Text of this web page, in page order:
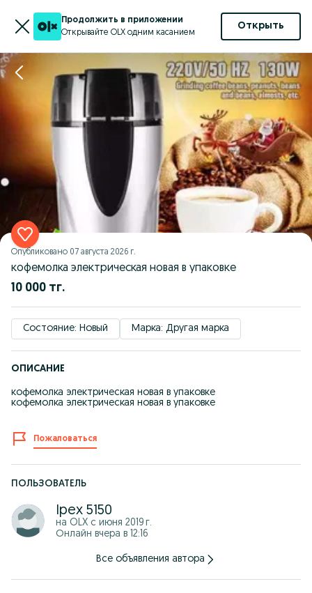
Продолжить в приложении
Открывайте OLX одним касанием
Открыть
Опубликовано 07 августа 2026 г.
кофемолка электрическая новая в упаковке
10 000 тг.
Состояние: Новый Марка: Другая марка
ОПИСАНИЕ
кофемолка электрическая новая в упаковке
кофемолка электрическая новая в упаковке
Пожаловаться
ПОЛЬЗОВАТЕЛЬ
Ipex 5150
на OLX с июня 2019 г.
Онлайн вчера в 12:16
Все объявления автора